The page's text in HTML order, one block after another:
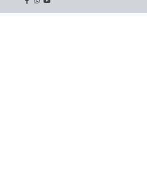
Facebook
Whatsapp
youtube